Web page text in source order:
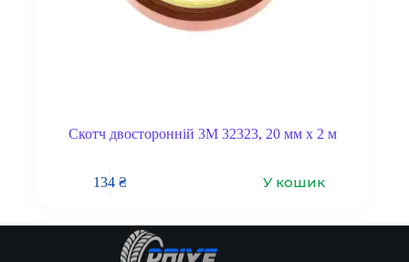
Скотч двосторонній 3M 32323, 20 мм x 2 м
134₴ У кошик